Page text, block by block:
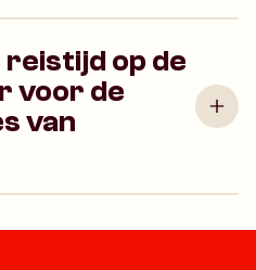
op de
voor de
van